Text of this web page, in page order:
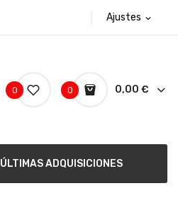
Ajustes expand_more
0 0,00 €
0
ÚLTIMAS ADQUISICIONES